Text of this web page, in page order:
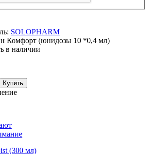
SOLOPHARM
Комфорт (юнидозы 10 *0,4 мл)
в наличии
Купить